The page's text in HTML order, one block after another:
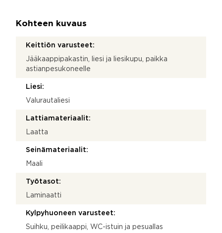
Kohteen kuvaus
Keittiön varusteet:
Jääkaappipakastin, liesi ja liesikupu, paikka
astianpesukoneelle
Liesi:
Valurautaliesi
Lattiamateriaalit:
Laatta
Seinämateriaalit:
Maali
Työtasot:
Laminaatti
Kylpyhuoneen varusteet:
Suihku, peilikaappi, WC-istuin ja pesuallas